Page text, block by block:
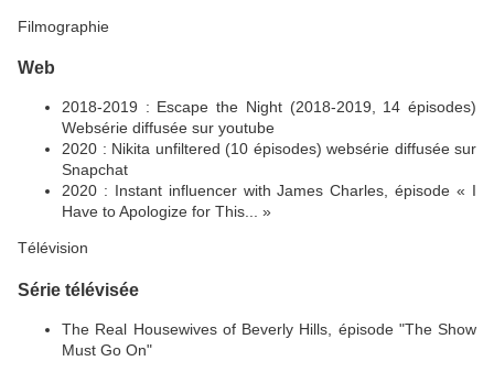
Filmographie
Web
2018-2019 : Escape the Night (2018-2019, 14 épisodes)
Websérie diffusée sur youtube
2020 : Nikita unfiltered (10 épisodes) websérie diffusée sur
Snapchat
2020 : Instant influencer with James Charles, épisode « I
Have to Apologize for This... »
Télévision
Série télévisée
The Real Housewives of Beverly Hills, épisode "The Show
Must Go On"